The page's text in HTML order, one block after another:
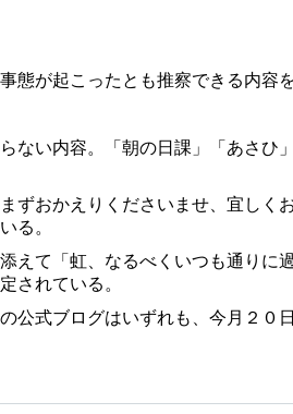
が起こったとも推察できる内容を
い内容。「朝の日課」「あさひ
おかえりくださいませ、宜しく
る。
て「虹、なるべくいつも通りに
されている。
式ブログはいずれも、今月２０